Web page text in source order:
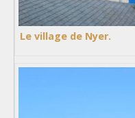
Le village de Nyer.